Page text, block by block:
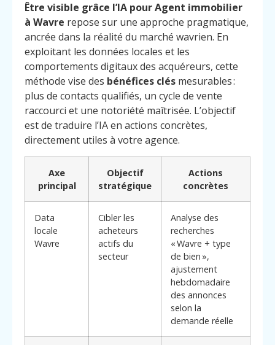
Appelez
Être visible grâce l’IA pour Agent immobilier
à Wavre repose sur une approche pragmatique,
ancrée dans la réalité du marché wavrien. En
exploitant les données locales et les
comportements digitaux des acquéreurs, cette
méthode vise des bénéfices clés mesurables :
plus de contacts qualifiés, un cycle de vente
raccourci et une notoriété maîtrisée. L’objectif
est de traduire l’IA en actions concrètes,
directement utiles à votre agence.
Axe
principal
Objectif
stratégique
Actions
concrètes
Data
locale
Wavre
Cibler les
acheteurs
actifs du
secteur
Analyse des
recherches
« Wavre + type
de bien »,
ajustement
hebdomadaire
des annonces
selon la
demande réelle